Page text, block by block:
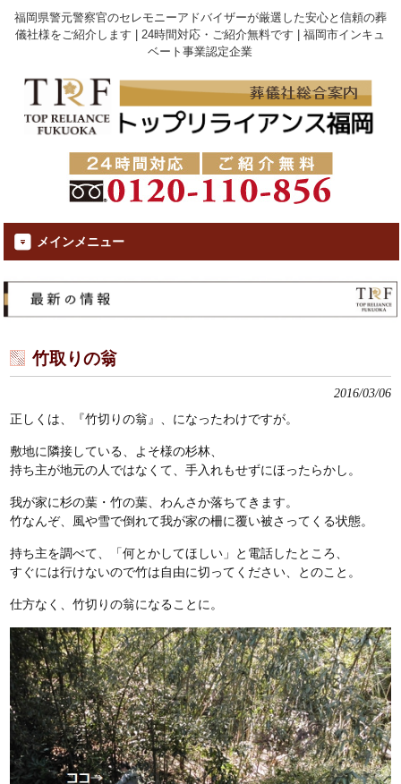
福岡県警元警察官のセレモニーアドバイザーが厳選した安心と信頼の葬
儀社様をご紹介します | 24時間対応・ご紹介無料です | 福岡市インキュ
ベート事業認定企業
メインメニュー
竹取りの翁
2016/03/06
正しくは、『竹切りの翁』、になったわけですが。
敷地に隣接している、よそ様の杉林、
持ち主が地元の人ではなくて、手入れもせずにほったらかし。
我が家に杉の葉・竹の葉、わんさか落ちてきます。
竹なんぞ、風や雪で倒れて我が家の柵に覆い被さってくる状態。
持ち主を調べて、「何とかしてほしい」と電話したところ、
すぐには行けないので竹は自由に切ってください、とのこと。
仕方なく、竹切りの翁になることに。